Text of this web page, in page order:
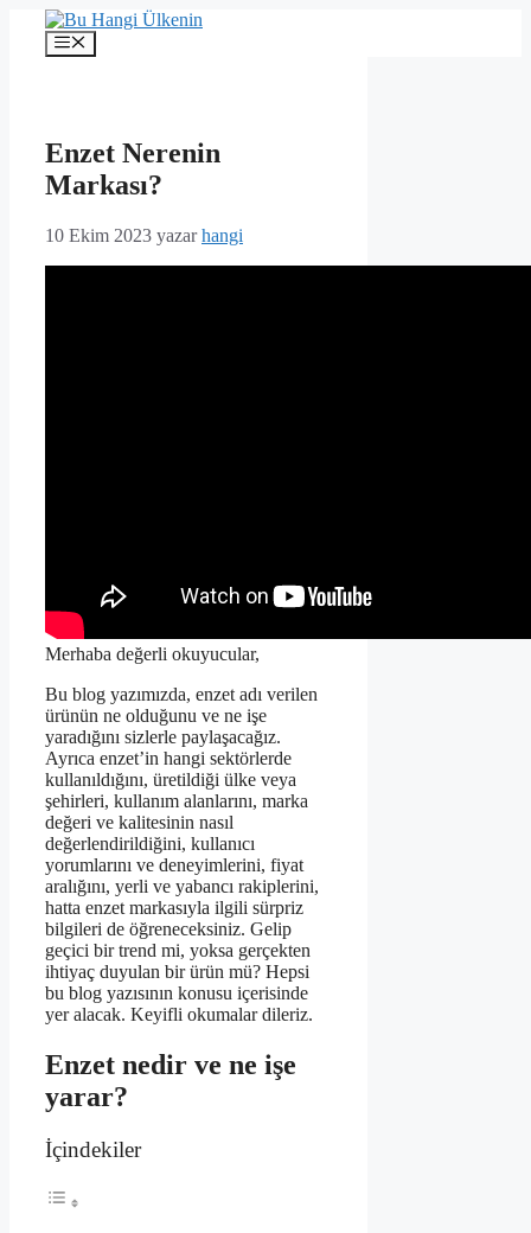
İçeriğe
Menü
Enzet Nerenin
Markası?
10 Ekim 2023 yazarhangi
Merhaba değerli okuyucular,
Bu blog yazımızda, enzet adı verilen
ürünün ne olduğunu ve ne işe
yaradığını sizlerle paylaşacağız.
Ayrıca enzet’in hangi sektörlerde
kullanıldığını, üretildiği ülke veya
şehirleri, kullanım alanlarını, marka
değeri ve kalitesinin nasıl
değerlendirildiğini, kullanıcı
yorumlarını ve deneyimlerini, fiyat
aralığını, yerli ve yabancı rakiplerini,
hatta enzet markasıyla ilgili sürpriz
bilgileri de öğreneceksiniz. Gelip
geçici bir trend mi, yoksa gerçekten
ihtiyaç duyulan bir ürün mü? Hepsi
bu blog yazısının konusu içerisinde
yer alacak. Keyifli okumalar dileriz.
Enzet nedir ve ne işe
yarar?
İçindekiler